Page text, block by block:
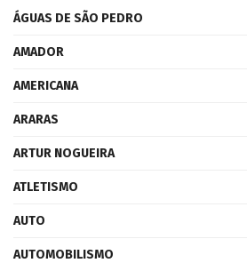
ÁGUAS DE SÃO PEDRO
AMADOR
AMERICANA
ARARAS
ARTUR NOGUEIRA
ATLETISMO
AUTO
AUTOMOBILISMO